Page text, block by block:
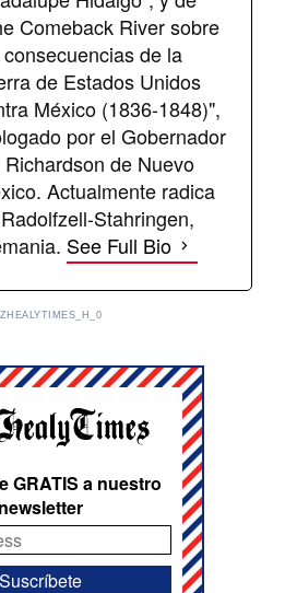
Comeback River sobre
de la
de Estados Unidos
México (1836-1848)",
por el Gobernador
Richardson de Nuevo
Actualmente radica
Stahringen,
See Full Bio
GRATIS a nuestro
newsletter